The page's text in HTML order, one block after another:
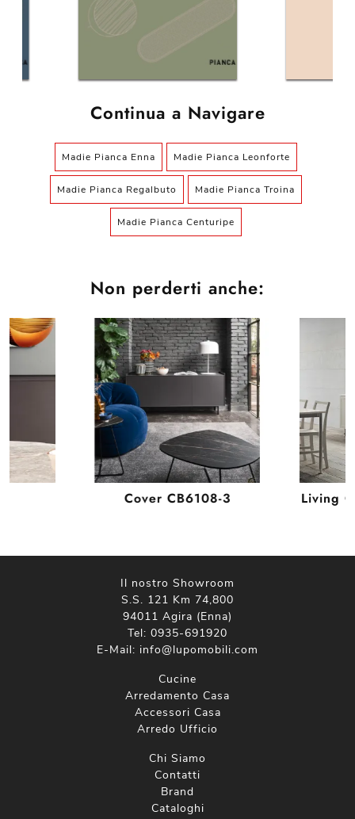
Continua a Navigare
Madie Pianca Enna Madie Pianca Leonforte
Madie Pianca Regalbuto Madie Pianca Troina
Madie Pianca Centuripe
Non perderti anche:
Cover CB6108-3 Living
Il nostro Showroom
S.S. 121 Km 74,800
94011 Agira (Enna)
Tel: 0935-691920
E-Mail: info@lupomobili.com
Cucine
Arredamento Casa
Accessori Casa
Arredo Ufficio
Chi Siamo
Contatti
Brand
Cataloghi